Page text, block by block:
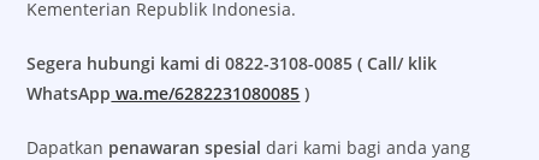
Kementerian Republik Indonesia.
Segera hubungi kami di 0822-3108-0085 ( Call/ klik
WhatsApp wa.me/6282231080085 )
Dapatkan penawaran spesial dari kami bagi anda yang